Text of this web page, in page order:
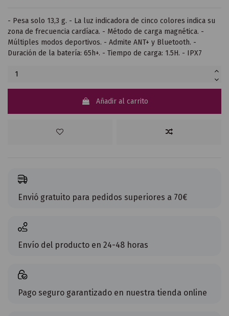
- Pesa solo 13,3 g. - La luz indicadora de cinco colores indica su
zona de frecuencia cardíaca. - Método de carga magnética. -
Múltiples modos deportivos. - Admite ANT+ y Bluetooth. -
Duración de la batería: 65h+. - Tiempo de carga: 1.5H. - IPX7
Añadir al carrito
Envió gratuito para pedidos superiores a 70€
Envío del producto en 24-48 horas
Pago seguro garantizado en nuestra tienda online